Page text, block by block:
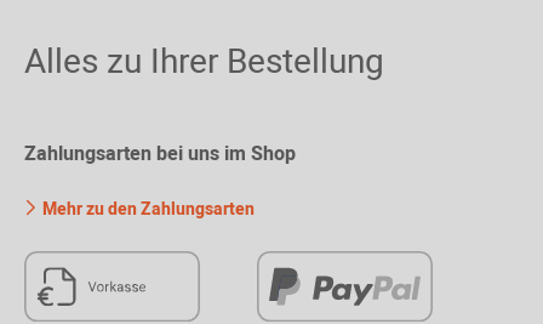
Alles zu Ihrer Bestellung
Zahlungsarten bei uns im Shop
Mehr zu den Zahlungsarten